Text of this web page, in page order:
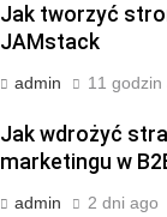
Jak tworzyć
JAMstack
admin 11 godzin
Jak wdrożyć
marketingu w
admin 2 dni ago